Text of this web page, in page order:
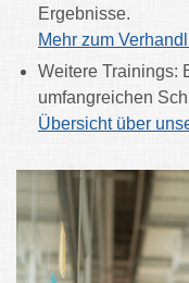
Ergebnisse.
Mehr zum
Weitere Trainings:
umfangreichen
Übersicht über